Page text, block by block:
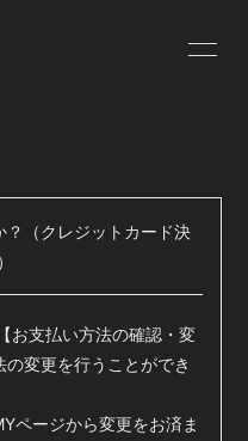
（クレジットカード決
お支払い方法の確認・変
変更を行うことができ
ページから変更をお済ま